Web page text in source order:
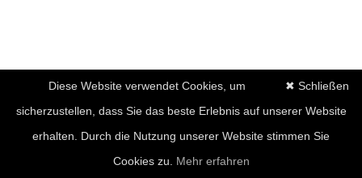
✖ Schließen
Diese Website verwendet Cookies, um
sicherzustellen, dass Sie das beste Erlebnis auf unserer Website
erhalten. Durch die Nutzung unserer Website stimmen Sie
Cookies zu. Mehr erfahren